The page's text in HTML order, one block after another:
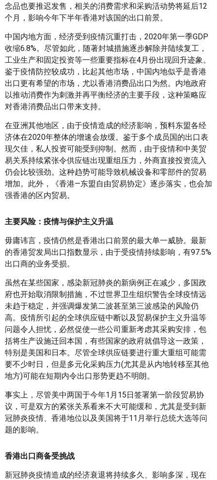
念品也要推迟发售，相关的消费需求和采购活动势将延后12
个月，影响今年下半年香港对该国的出口前景。
中国内地方面，经济受到疫情沉重打击，2020年第一季GDP
收缩6.8%。尽管如此，随著封城措施逐步解除并陆续复工，
工业生产和固定投资等一些重要指标在4月份出现回升迹象。
鉴于疫情防控较成功，比起其他市场，中国内地似乎是香港
出口更有希望的市场，尤以香港消费品出口为然。内地政府
以推动消费作为刺激并再平衡经济的主要手段，这种策略应
对香港消费品出口带来支持。
在亚洲其他地区，由于疫情造成的经济影响，预料东盟各经
济体在2020年整体的增速会放缓。鉴于多个成员国的出口表
现欠佳，私人投资可能受到抑制。然而，由于疫情和中美贸
易关系持续紧张令供应链出现重组压力，外商直接投资流入
仍会比较强劲。这种趋势可能导致机械设备和零部件的贸易
增加。此外，《香港—东盟自由贸易协定》逐步落实，也会加
强香港的区内贸易。
主要风险：疫情与保护主义升温
毋庸讳言，疫情仍然是香港出口前景的最大单一威胁。最新
的香港贸发局出口指数显示，由于受疫情持续影响，有97.5%
出口商的业务受损。
虽然在某些国家，感染新冠肺炎的新病例正在减少，多国政
府也开始取消限制措施，不过世界卫生组织警告全球疫情远
未趋于稳定，并强调爆发第二波甚至第三波感染的风险仍
高。疫情所引起的全球供应链中断以及贸易保护主义升温等
问题令人担忧，必然促使一些公司重新考虑其采购安排，包
括将生产设施迁回本国，有些国家的政府就倡导这一政策，
特别是美国和日本。尽管全球供应链要进行重大重组可能需
要不少时日，但是多元化采购压力(尤其是从内地转移至其他
地方)可能在短期内令出口形势更趋不明朗。
事实上，尽管美中两国于今年1月15日签署第一阶段贸易协
议，可是双方的紧张关系看来不大可能缓和，尤其是受到新
冠肺炎疫情、香港地位以及美国将于11月举行总统大选等问
题的影响。
香港出口商备受挑战
新冠肺炎疫情造成的经济衰退将持续多久、影响多深，现在